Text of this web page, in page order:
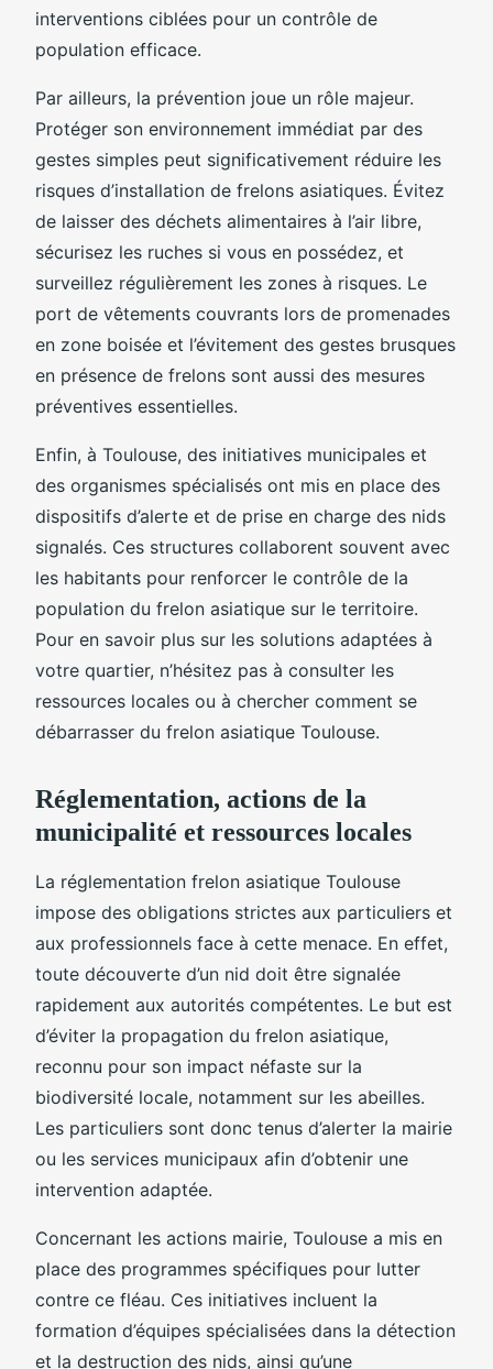
interventions ciblées pour un contrôle de
population efficace.
Par ailleurs, la prévention joue un rôle majeur.
Protéger son environnement immédiat par des
gestes simples peut significativement réduire les
risques d’installation de frelons asiatiques. Évitez
de laisser des déchets alimentaires à l’air libre,
sécurisez les ruches si vous en possédez, et
surveillez régulièrement les zones à risques. Le
port de vêtements couvrants lors de promenades
en zone boisée et l’évitement des gestes brusques
en présence de frelons sont aussi des mesures
préventives essentielles.
Enfin, à Toulouse, des initiatives municipales et
des organismes spécialisés ont mis en place des
dispositifs d’alerte et de prise en charge des nids
signalés. Ces structures collaborent souvent avec
les habitants pour renforcer le contrôle de la
population du frelon asiatique sur le territoire.
Pour en savoir plus sur les solutions adaptées à
votre quartier, n’hésitez pas à consulter les
ressources locales ou à chercher comment se
débarrasser du frelon asiatique Toulouse.
Réglementation, actions de la
municipalité et ressources locales
La réglementation frelon asiatique Toulouse
impose des obligations strictes aux particuliers et
aux professionnels face à cette menace. En effet,
toute découverte d’un nid doit être signalée
rapidement aux autorités compétentes. Le but est
d’éviter la propagation du frelon asiatique,
reconnu pour son impact néfaste sur la
biodiversité locale, notamment sur les abeilles.
Les particuliers sont donc tenus d’alerter la mairie
ou les services municipaux afin d’obtenir une
intervention adaptée.
Concernant les actions mairie, Toulouse a mis en
place des programmes spécifiques pour lutter
contre ce fléau. Ces initiatives incluent la
formation d’équipes spécialisées dans la détection
et la destruction des nids, ainsi qu’une